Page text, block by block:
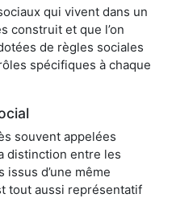
qui vivent dans un
construit et que l’on
de règles sociales
spécifiques à chaque
souvent appelées
distinction entre les
d’une même
tout aussi représentatif